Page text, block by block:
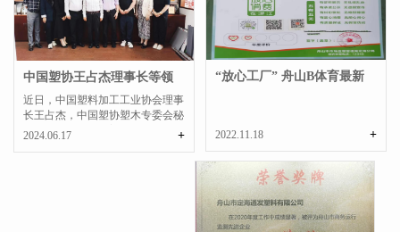
中国塑协王占杰理事长等领
导来我公司调研指...
近日，中国塑料加工工业协会理事
长王占杰，中国塑协塑木专委会秘
书长王玉梅，中国塑协...
2024.06.17 +
“放心工厂” 舟山B体育最新
2022.11.18 +